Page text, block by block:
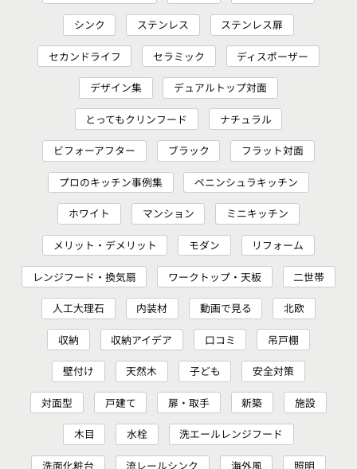
シンク ステンレス ステンレス扉
セカンドライフ セラミック ディスポーザー
デザイン集 デュアルトップ対面
とってもクリンフード ナチュラル
ビフォーアフター ブラック フラット対面
プロのキッチン事例集 ペニンシュラキッチン
ホワイト マンション ミニキッチン
メリット・デメリット モダン リフォーム
レンジフード・換気扇 ワークトップ・天板 二世帯
人工大理石 内装材 動画で見る 北欧
収納 収納アイデア 口コミ 吊戸棚
壁付け 天然木 子ども 安全対策
対面型 戸建て 扉・取手 新築 施設
木目 水栓 洗エールレンジフード
洗面化粧台 流レールシンク 海外風 照明